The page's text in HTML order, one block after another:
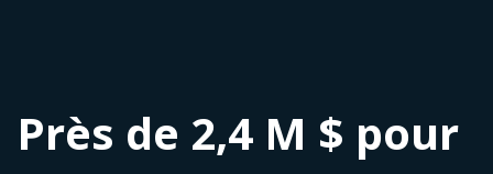
Près de 2,4 M $ pour